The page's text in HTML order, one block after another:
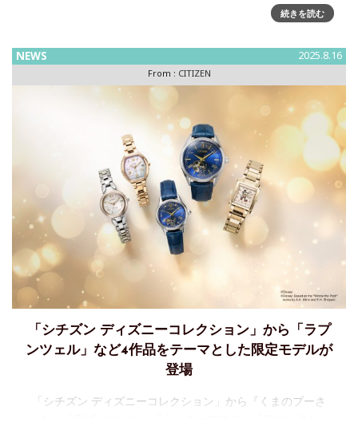
チズン時計株式会社は、最先端技術を搭載し、グローバルに
続きを読む
NEWS 2025.8.16
From : CITIZEN
「シチズン ディズニーコレクション」から「ラプ
ンツェル」など4作品をテーマとした限定モデルが
登場
「シチズン ディズニーコレクション」から『くまのプーさ